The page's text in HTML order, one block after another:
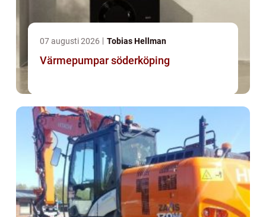
07 augusti 2026 Tobias Hellman
Värmepumpar söderköping